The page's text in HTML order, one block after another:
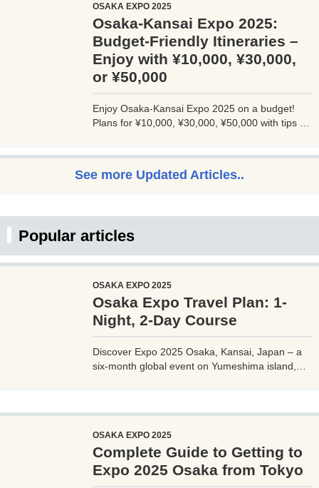
最適です。初年度の年会費無料も魅力。ステータ
スと実用性を兼ね備えたビジネスカードで、あな
たのビジネスをワンランクアップさせませんか？
OSAKA EXPO 2025
Osaka-Kansai Expo 2025:
Budget-Friendly Itineraries –
Enjoy with ¥10,000, ¥30,000,
or ¥50,000
Enjoy Osaka-Kansai Expo 2025 on a budget!
Plans for ¥10,000, ¥30,000, ¥50,000 with tips to
See more Updated Articles..
Popular articles
OSAKA EXPO 2025
Osaka Expo Travel Plan: 1-
Night, 2-Day Course
Discover Expo 2025 Osaka, Kansai, Japan – a
six-month global event on Yumeshima island,
OSAKA EXPO 2025
Complete Guide to Getting to
Expo 2025 Osaka from Tokyo